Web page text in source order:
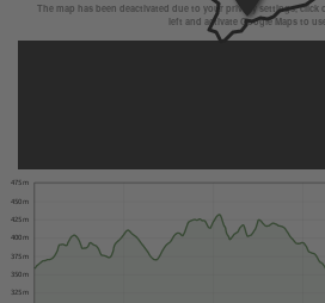
The map has been deactivated due to your privacy settings,
left and activate Google Maps to
325 m
350 m
375 m
400 m
425 m
450 m
475 m